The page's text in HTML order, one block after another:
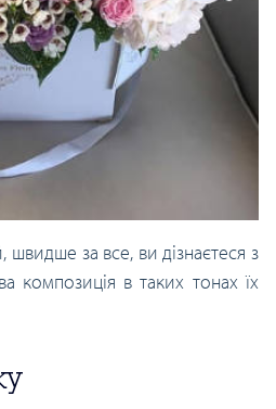
за все, ви дізнаєтеся з
композиція в таких тонах їх